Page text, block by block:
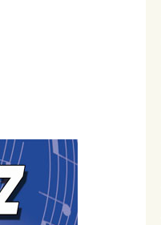
Circle
Concerts 2018/2019
Concert au Bambou’s
2019